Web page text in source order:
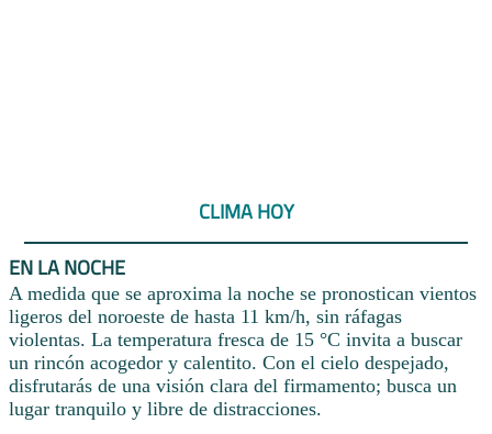
CLIMA HOY
EN LA NOCHE
A medida que se aproxima la noche se pronostican vientos
ligeros del noroeste de hasta 11 km/h, sin ráfagas
violentas. La temperatura fresca de 15 °C invita a buscar
un rincón acogedor y calentito. Con el cielo despejado,
disfrutarás de una visión clara del firmamento; busca un
lugar tranquilo y libre de distracciones.